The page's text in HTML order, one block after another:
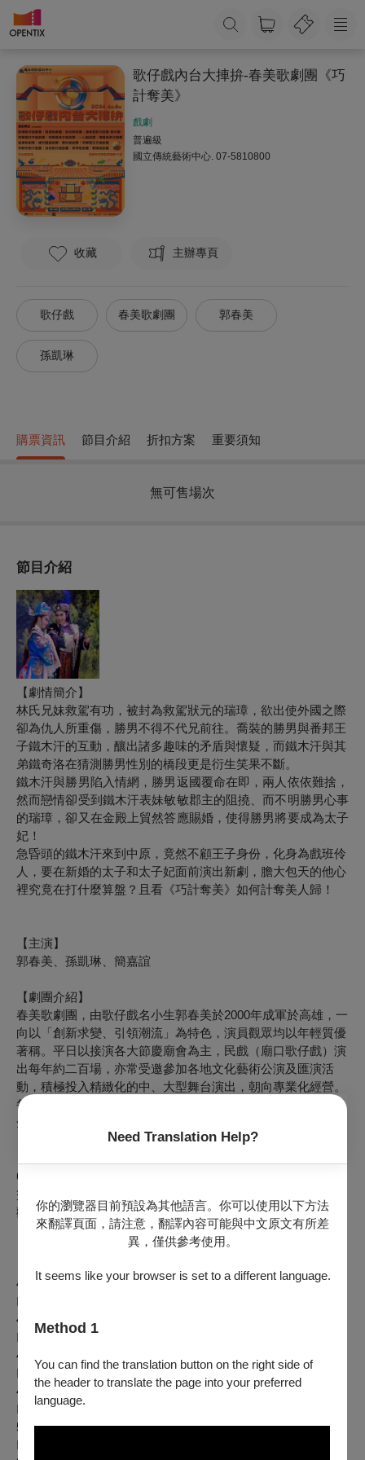
Need Translation Help?
你的瀏覽器目前預設為其他語言。你可以使用以下方法
來翻譯頁面，請注意，翻譯內容可能與中文原文有所差
異，僅供參考使用。
It seems like your browser is set to a different language.
Method 1
You can find the translation button on the right side of
the header to translate the page into your preferred
language.
歌仔戲內台大捙拚-春美歌劇團《巧
計奪美》
戲劇
普遍級
國立傳統藝術中心. 07-5810800
收藏 主辦專頁
歌仔戲 春美歌劇團 郭春美
孫凱琳
購票資訊 節目介紹 折扣方案 重要須知
無可售場次
節目介紹
【劇情簡介】
林氏兄妹救駕有功，被封為救駕狀元的瑞璋，欲出使外國之際
卻為仇人所重傷，勝男不得不代兄前往。喬裝的勝男與番邦王
子鐵木汗的互動，釀出諸多趣味的矛盾與懷疑，而鐵木汗與其
弟鐵奇洛在猜測勝男性別的橋段更是衍生笑果不斷。
鐵木汗與勝男陷入情網，勝男返國覆命在即，兩人依依難捨，
然而戀情卻受到鐵木汗表妹敏敏郡主的阻撓、而不明勝男心事
的瑞璋，卻又在金殿上貿然答應賜婚，使得勝男將要成為太子
妃！
急昏頭的鐵木汗來到中原，竟然不顧王子身份，化身為戲班伶
人，要在新婚的太子和太子妃面前演出新劇，膽大包天的他心
裡究竟在打什麼算盤？且看《巧計奪美》如何計奪美人歸！
【主演】
郭春美、孫凱琳、簡嘉誼
【劇團介紹】
春美歌劇團，由歌仔戲名小生郭春美於2000年成軍於高雄，一
向以「創新求變、引領潮流」為特色，演員觀眾均以年輕質優
著稱。平日以接演各大節慶廟會為主，民戲（廟口歌仔戲）演
出每年約二百場，亦常受邀參加各地文化藝術公演及匯演活
動，積極投入精緻化的中、大型舞台演出，朝向專業化經營。
每年籌備的年度新戲均以「馳騁想像」為藝術特質，足跡遍及
全臺。
6/15 (六)
簽名會，活動進行時間約30分鐘，每人可親簽1樣物件。
歡迎粉絲踴躍參與，珍藏演員親筆簽名。
簽名會將於演出結束後開放排隊。
4/13薪傳歌仔戲劇團《陳三五娘》
https://www.opentix.life/event/1768629916222210049
4/14
薪傳歌仔戲劇團《五女拜壽》
https://www.opentix.life/event/1769917542682542081
4/20
https://www.opentix.life/event/1769925860624322561
4/27、28新和興總團《楊門女將》
https://www.opentix.life/event/1769928512693600257
5/4
、5唐美雲歌仔戲團-青年團《曲判記》
https://www.opentix.life/event/1769934741172125697